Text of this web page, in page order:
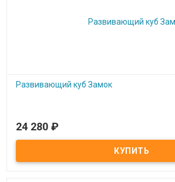
Развивающий куб Замок
Под заказ
Развивающий куб Замок
24 280 ₽